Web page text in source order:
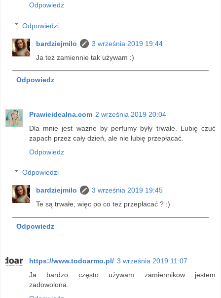
Odpowiedz
Odpowiedzi
bardziejmilo
3 września 2019 19:44
Ja też zamiennie tak używam :)
Odpowiedz
Prawieidealna.com 2 września 2019 20:04
Dla mnie jest ważne by perfumy były trwałe. Lubię czuć
zapach przez cały dzień, ale nie lubię przepłacać.
Odpowiedz
Odpowiedzi
bardziejmilo
3 września 2019 19:45
Te są trwałe, więc po co też przepłacać ? :)
Odpowiedz
https://www.todoarmo.pl/ 3 września 2019 11:07
Ja bardzo często używam zamiennikow jestem
zadowolona.